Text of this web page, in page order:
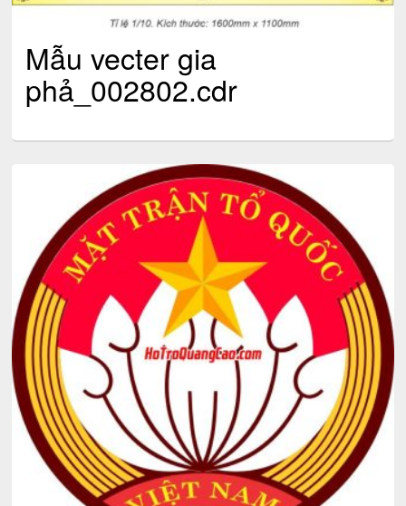
Mẫu vecter gia
phả_002802.cdr